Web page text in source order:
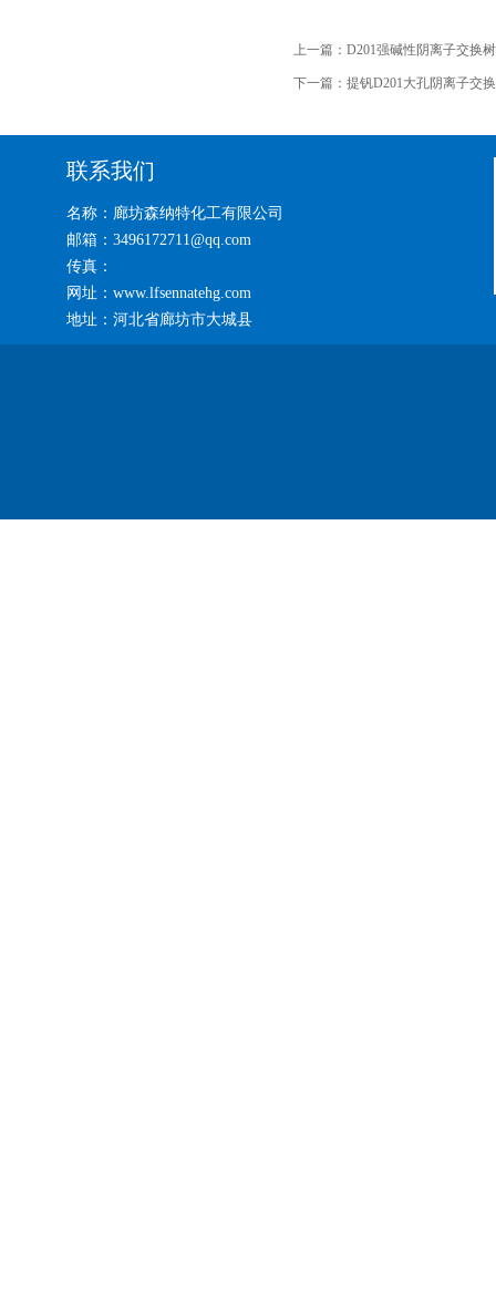
上一篇： D201强碱性阴离子交换
下一篇： 提钒D201大孔阴离子交
联系我们
名称：廊坊森纳特化工有限公司
邮箱：3496172711@qq.com
传真：
网址：www.lfsennatehg.com
地址：河北省廊坊市大城县